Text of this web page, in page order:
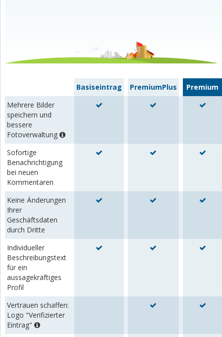
Basiseintrag PremiumPlus
Premium
Mehrere Bilder
speichern und
bessere
Fotoverwaltung
Sofortige
Benachrichtigung
bei neuen
Kommentaren
Keine Änderungen
Ihrer
Geschäftsdaten
durch Dritte
Individueller
Beschreibungstext
für ein
aussagekräftiges
Profil
Vertrauen schaffen:
Logo "Verifizierter
Eintrag"